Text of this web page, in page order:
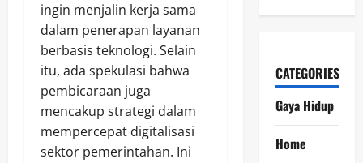
ingin menjalin kerja sama
dalam penerapan layanan
berbasis teknologi. Selain
itu, ada spekulasi bahwa
pembicaraan juga
mencakup strategi dalam
mempercepat digitalisasi
sektor pemerintahan. Ini
CATEGORIES
Gaya Hidup
Home